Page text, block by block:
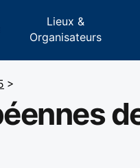
Lieux &
Organisateurs
>